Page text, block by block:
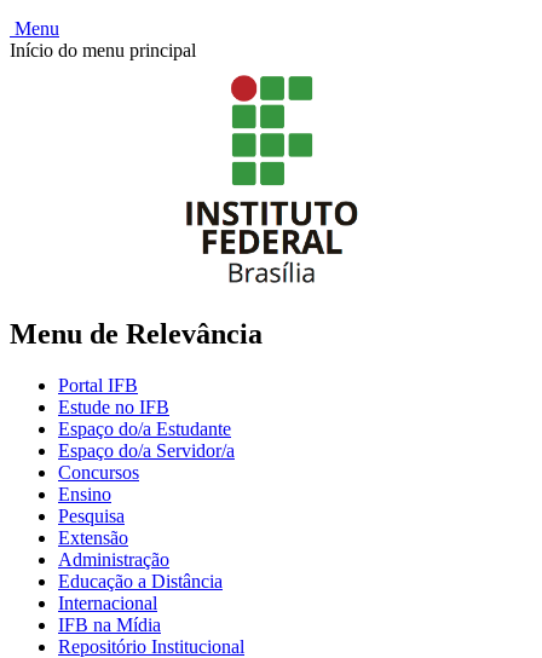
Menu
Início do menu principal
Menu de Relevância
Portal IFB
Estude no IFB
Espaço do/a Estudante
Espaço do/a Servidor/a
Concursos
Ensino
Pesquisa
Extensão
Administração
Educação a Distância
Internacional
IFB na Mídia
Repositório Institucional